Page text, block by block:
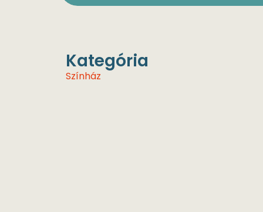
Kategória
Színház